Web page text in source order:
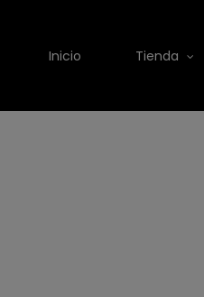
Inicio Tienda